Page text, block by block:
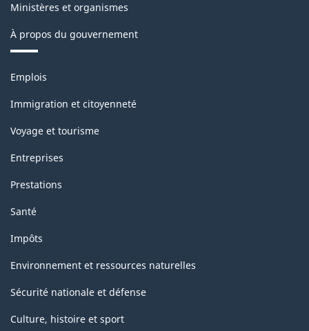
la
classification
Ministères et organismes
À propos du gouvernement
Thèmes
sujets
Emplois
Immigration et citoyenneté
Voyage et tourisme
Entreprises
Prestations
Santé
Impôts
Environnement et ressources naturelles
Sécurité nationale et défense
Culture, histoire et sport